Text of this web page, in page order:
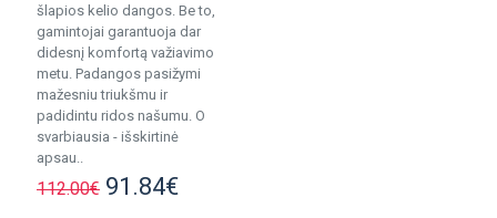
šlapios kelio dangos. Be to,
gamintojai garantuoja dar
didesnį komfortą važiavimo
metu. Padangos pasižymi
mažesniu triukšmu ir
padidintu ridos našumu. O
svarbiausia - išskirtinė
apsau..
112.00€ 91.84€